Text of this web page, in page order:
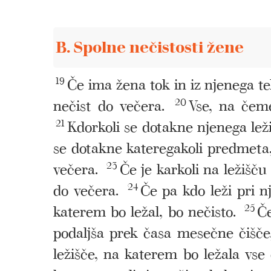
B. Spolne nečistosti žene
19 Če ima žena tok in iz njenega
nečist do večera.
20Vse, na
21 Kdorkoli se dotakne njenega
se dotakne kateregakoli
večera.
23 Če je karkoli na
do večera.
24 Če pa kdo leži pri
katerem bo ležal, bo nečisto.
25
podaljša prek časa mesečne
ležišče, na katerem bo ležala